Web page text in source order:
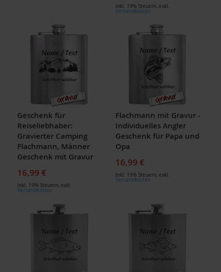
Inkl. 19% Steuern, exkl.
Versandkosten
Geschenk für
Reiseliebhaber:
Gravierter Camping
Flachmann, Männer
Geschenk mit Gravur
16,99 €
Inkl. 19% Steuern, exkl.
Versandkosten
Flachmann mit Gravur -
Individuelles Angler
Geschenk für Papa und
Opa
16,99 €
Inkl. 19% Steuern, exkl.
Versandkosten